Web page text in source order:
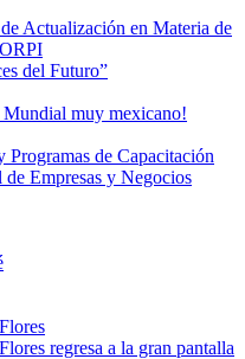
Actualización en Materia de
del Futuro”
Mundial muy mexicano!
Programas de Capacitación
Empresas y Negocios
regresa a la gran pantalla